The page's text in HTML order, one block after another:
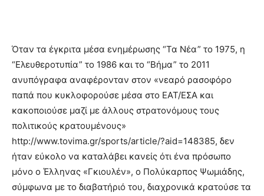
Όταν τα έγκριτα μέσα ενημέρωσης “Τα Νέα” το 1975, η
“Ελευθεροτυπία” το 1986 και το “Βήμα” το 2011
ανυπόγραφα αναφέρονταν στον «νεαρό ρασοφόρο
παπά που κυκλοφορούσε μέσα στο ΕΑΤ/ΕΣΑ και
κακοποιούσε μαζί με άλλους στρατονόμους τους
πολιτικούς κρατουμένους»
http://www.tovima.gr/sports/article/?aid=148385, δεν
ήταν εύκολο να καταλάβει κανείς ότι ένα πρόσωπο
μόνο ο Έλληνας «Γκιουλέν», ο Πολύκαρπος Ψωμιάδης,
σύμφωνα με το διαβατήριό του, διαχρονικά κρατούσε τα